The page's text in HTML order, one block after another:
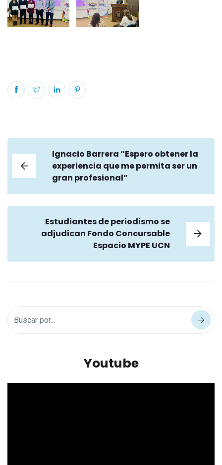
Ignacio Barrera “Espero obtener la
experiencia que me permita ser un
gran profesional”
Estudiantes de periodismo se
adjudican Fondo Concursable
Espacio MYPE UCN
Youtube